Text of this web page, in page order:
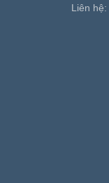
Liên hệ: